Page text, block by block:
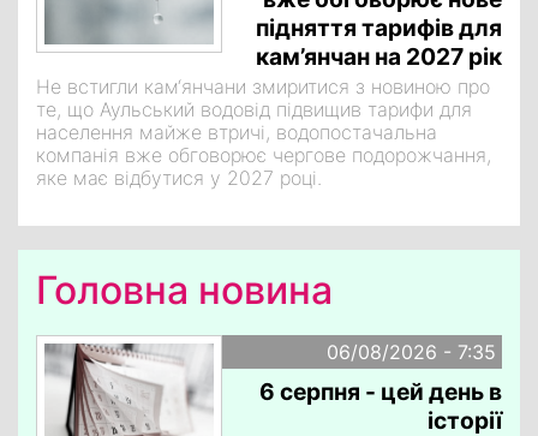
підняття тарифів для
кам’янчан на 2027 рік
Не встигли кам‘янчани змиритися з новиною про
те, що Аульський водовід підвищив тарифи для
населення майже втричі, водопостачальна
компанія вже обговорює чергове подорожчання,
яке має відбутися у 2027 році.
Головна новина
06/08/2026 - 7:35
6 серпня - цей день в
історії